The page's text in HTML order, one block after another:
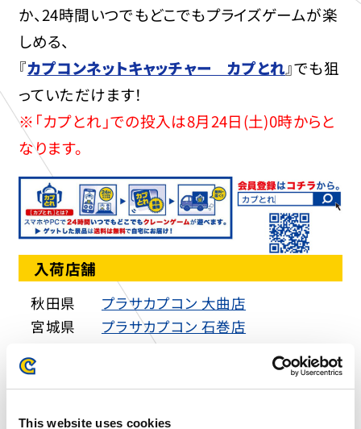
This website uses cookies
か、24時間いつでもどこでもプライズゲームが楽
しめる、
『カプコンネットキャッチャー カプとれ』でも狙
っていただけます！
※「カプとれ」での投入は8月24日(土)0時からと
なります。
入荷店舗
秋田県
プラサカプコン 大曲店
宮城県
プラサカプコン 石巻店
プラサカプコン 羽生店
千葉県
千葉県
プラサカプコン 富津店
東京都
プラサカプコン 吉祥寺店